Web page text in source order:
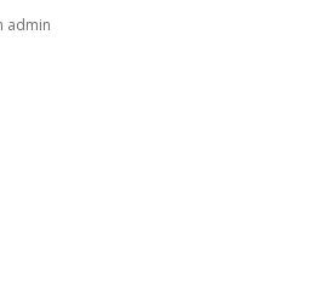
admin